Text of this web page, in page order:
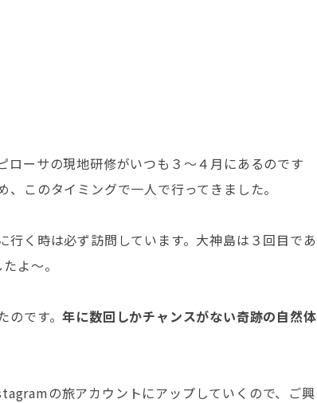
ローサの現地研修がいつも３～４月にあるのです
このタイミングで一人で行ってきました。
く時は必ず訪問しています。大神島は３回目であ
よ～。
のです。年に数回しかチャンスがない奇跡の自然体
の旅アカウントにアップしていくので、ご興